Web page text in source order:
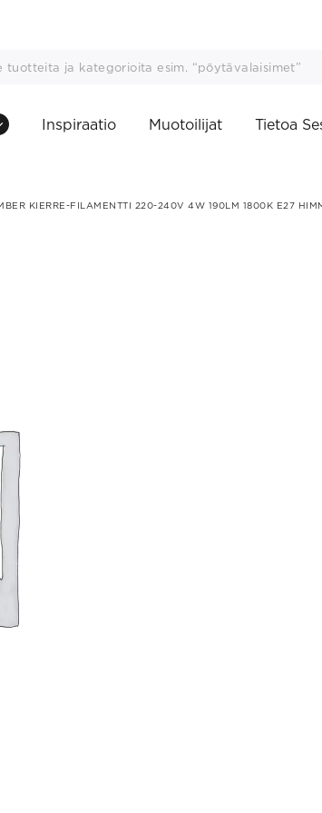
Inspiraatio Muotoilijat Tietoa
KIERRE-FILAMENTTI 220-240V 4W 190LM 1800K E27